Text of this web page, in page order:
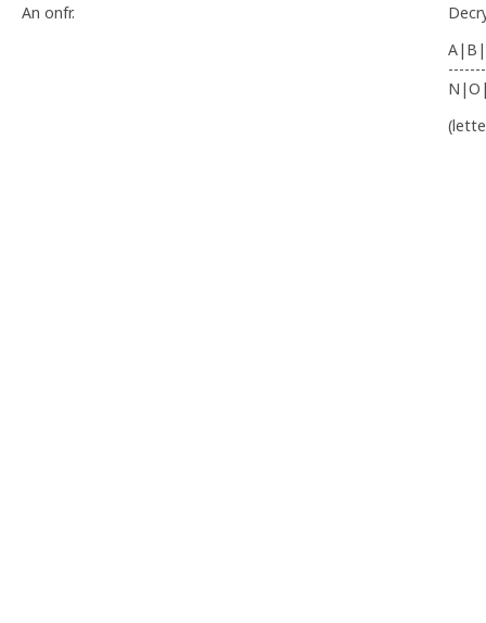
An onfr.